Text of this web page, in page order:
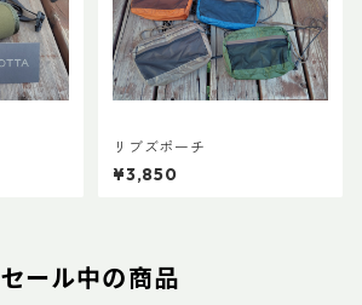
リブズポーチ
¥3,850
セール中の商品